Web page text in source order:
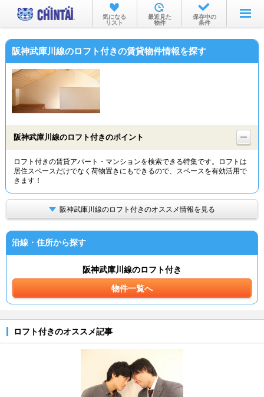
お部屋を探す
沿線・駅から
物件特集から
TOP
気になる
リスト
最近見た
物件
保存中の
条件
阪神武庫川線のロフト付きの賃貸物件情報を探す
阪神武庫川線のロフト付きのポイント
ロフト付きの賃貸アパート・マンションを検索できる特集です。ロフトは
居住スペースだけでなく荷物置きにもできるので、スペースを有効活用で
きます！
阪神武庫川線のロフト付きのオススメ情報を見る
沿線・住所から探す
阪神武庫川線のロフト付き
物件一覧へ
ロフト付きのオススメ記事